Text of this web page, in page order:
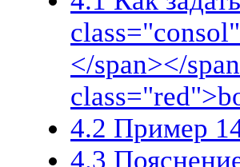
</span></
4.2 Пример
4.3